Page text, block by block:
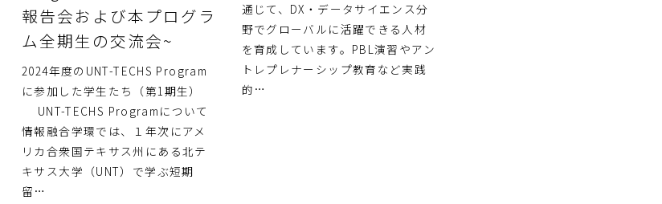
報告会および本プログラ
ム全期生の交流会~
2024年度のUNT-TECHS Program
に参加した学生たち（第1期生）
UNT-TECHS Programについて
情報融合学環では、１年次にアメ
リカ合衆国テキサス州にある北テ
キサス大学（UNT）で学ぶ短期
留…
通じて、DX・データサイエンス分
野でグローバルに活躍できる人材
を育成しています。PBL演習やアン
トレプレナーシップ教育など実践
的…